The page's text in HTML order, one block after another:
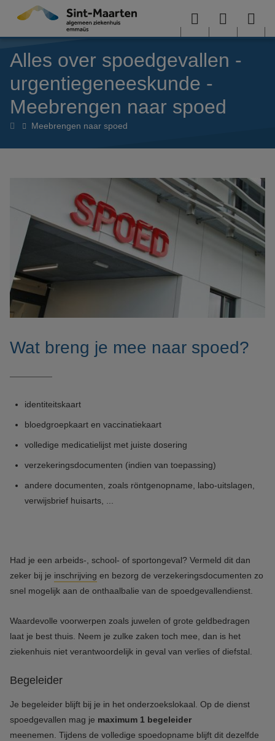
Overslaan en naar de inhoud gaan
Menu User
menu
Alles over spoedgevallen -
urgentiegeneeskunde -
Meebrengen naar spoed
AllesMeebrengen naar spoed
Wat breng je mee naar spoed?
identiteitskaart
bloedgroepkaart en vaccinatiekaart
volledige medicatielijst met juiste dosering
verzekeringsdocumenten (indien van toepassing)
andere documenten, zoals röntgenopname, labo-uitslagen,
verwijsbrief huisarts, ...
Had je een arbeids-, school- of sportongeval? Vermeld dit dan
zeker bij je inschrijving en bezorg de verzekeringsdocumenten zo
snel mogelijk aan de onthaalbalie van de spoedgevallendienst.
Waardevolle voorwerpen zoals juwelen of grote geldbedragen
laat je best thuis. Neem je zulke zaken toch mee, dan is het
ziekenhuis niet verantwoordelijk in geval van verlies of diefstal.
Begeleider
Je begeleider blijft bij je in het onderzoekslokaal. Op de dienst
spoedgevallen mag je maximum 1 begeleider
meenemen. Tijdens de volledige spoedopname blijft dit dezelfde